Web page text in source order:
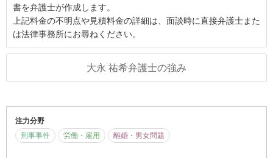
書を弁護士が作成します。
上記料金の不明点や見積料金の詳細は、面談時に直接弁護士また
は法律事務所にお尋ねください。
大永 祐希弁護士の強み
注力分野
刑事事件
労働・雇用 離婚・男女問題